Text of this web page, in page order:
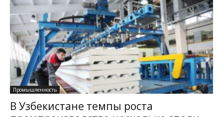
Промышленность
В Узбекистане темпы роста